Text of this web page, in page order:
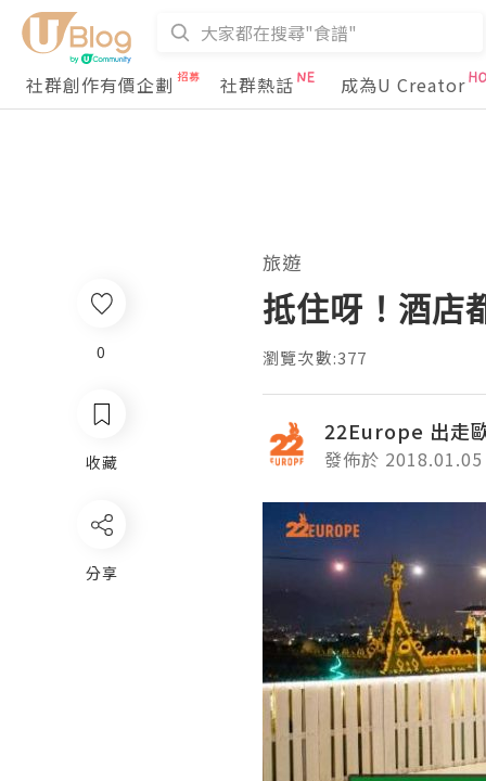
社群創作有價企劃 社群熱話 成為U Creator
旅遊
抵住呀！酒店
瀏覽次數:377
22Europe 出走
發佈於 2018.01.05
0
收藏
分享